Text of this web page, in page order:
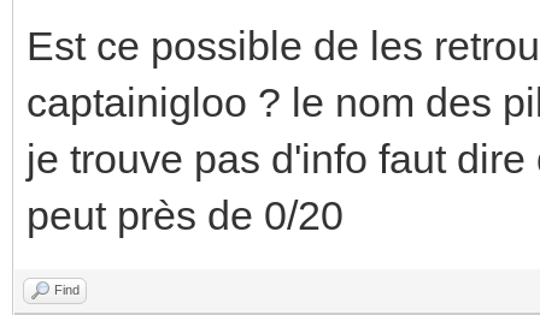
Est ce possible de les
captainigloo ? le nom des
je trouve pas d'info faut
peut près de 0/20
Find